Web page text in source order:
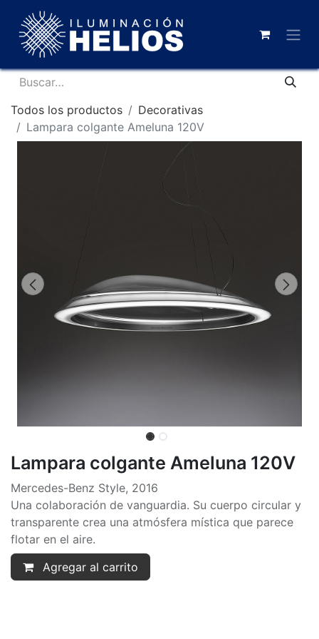
Todos los productos
Decorativas
Lampara colgante Ameluna 120V
Lampara colgante Ameluna 120V
Mercedes-Benz Style, 2016
Una colaboración de vanguardia. Su cuerpo circular y
transparente crea una atmósfera mística que parece
flotar en el aire.
Agregar al carrito